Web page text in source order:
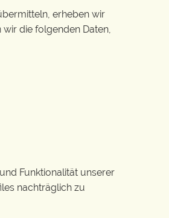
erheben wir
die folgenden Daten,
Funktionalität unserer
nachträglich zu